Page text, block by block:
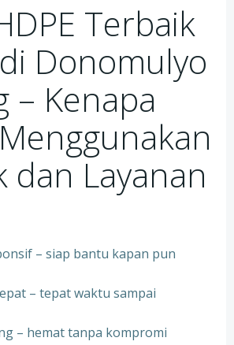
Terbaik
Donomulyo
– Kenapa
dan Layanan
– siap bantu kapan pun
– tepat waktu sampai
– hemat tanpa kompromi